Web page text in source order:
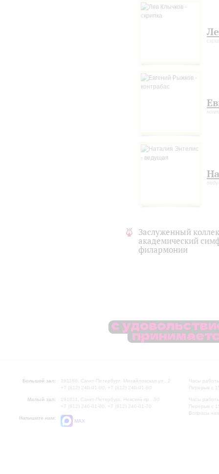
Заслуженный
академический
филармонии
Большой зал:
191186, Санкт-Петербург, Михайловская ул., 2
+7 (812) 240-01-00, +7 (812) 240-01-80
Малый зал:
191011, Санкт-Петербург, Невский пр., 30
+7 (812) 240-01-00, +7 (812) 240-01-70
Напишите нам:
MAX
Часы
Перерыв с
Часы
Перерыв с
Вопросы